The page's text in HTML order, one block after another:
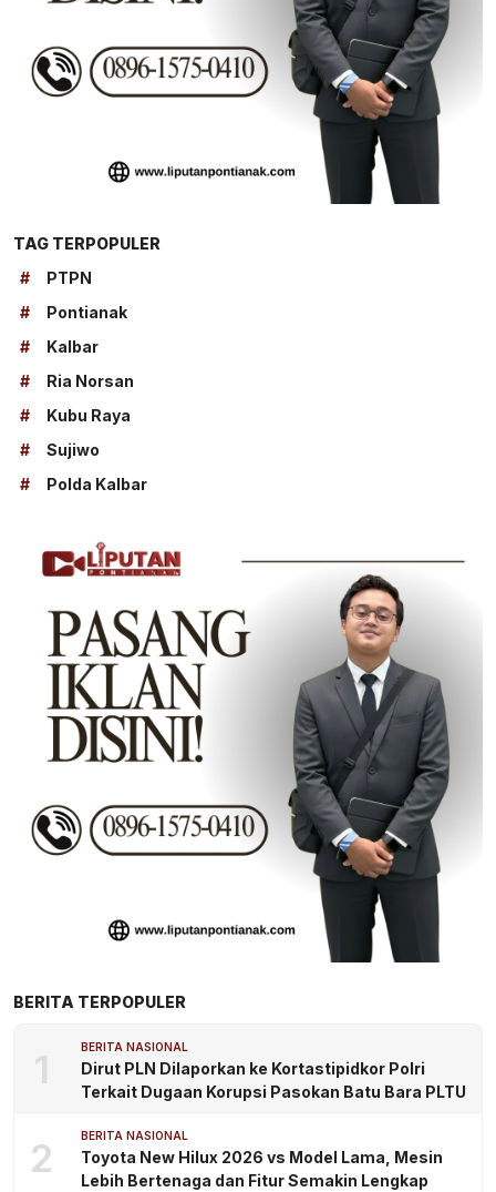
TAG TERPOPULER
#
PTPN
#
Pontianak
#
Kalbar
#
Ria Norsan
#
Kubu Raya
#
Sujiwo
#
Polda Kalbar
BERITA TERPOPULER
1 BERITA NASIONAL
Dirut PLN Dilaporkan ke Kortastipidkor Polri
Terkait Dugaan Korupsi Pasokan Batu Bara PLTU
2 BERITA NASIONAL
Toyota New Hilux 2026 vs Model Lama, Mesin
Lebih Bertenaga dan Fitur Semakin Lengkap